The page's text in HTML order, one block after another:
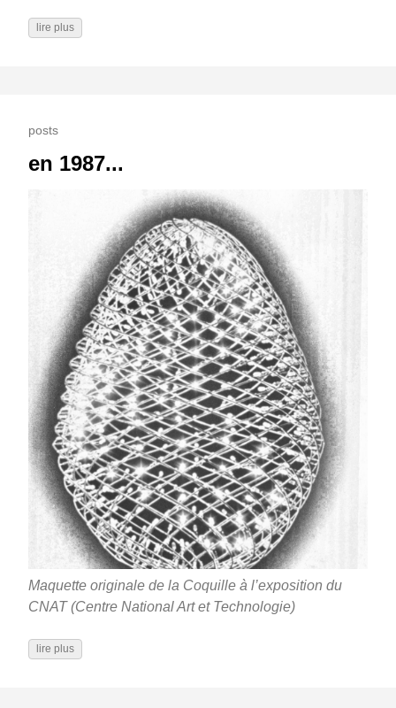
lire plus
posts
en 1987...
Maquette originale de la Coquille à l’exposition du
CNAT (Centre National Art et Technologie)
lire plus